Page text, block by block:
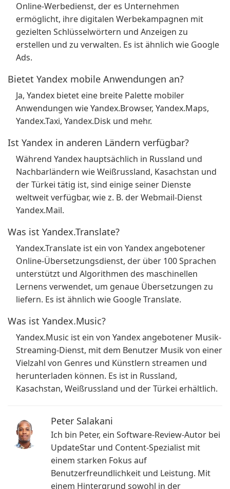
Online-Werbedienst, der es Unternehmen
ermöglicht, ihre digitalen Werbekampagnen mit
gezielten Schlüsselwörtern und Anzeigen zu
erstellen und zu verwalten. Es ist ähnlich wie Google
Ads.
Bietet Yandex mobile Anwendungen an?
Ja, Yandex bietet eine breite Palette mobiler
Anwendungen wie Yandex.Browser, Yandex.Maps,
Yandex.Taxi, Yandex.Disk und mehr.
Ist Yandex in anderen Ländern verfügbar?
Während Yandex hauptsächlich in Russland und
Nachbarländern wie Weißrussland, Kasachstan und
der Türkei tätig ist, sind einige seiner Dienste
weltweit verfügbar, wie z. B. der Webmail-Dienst
Yandex.Mail.
Was ist Yandex.Translate?
Yandex.Translate ist ein von Yandex angebotener
Online-Übersetzungsdienst, der über 100 Sprachen
unterstützt und Algorithmen des maschinellen
Lernens verwendet, um genaue Übersetzungen zu
liefern. Es ist ähnlich wie Google Translate.
Was ist Yandex.Music?
Yandex.Music ist ein von Yandex angebotener Musik-
Streaming-Dienst, mit dem Benutzer Musik von einer
Vielzahl von Genres und Künstlern streamen und
herunterladen können. Es ist in Russland,
Kasachstan, Weißrussland und der Türkei erhältlich.
Peter Salakani
Ich bin Peter, ein Software-Review-Autor bei
UpdateStar und Content-Spezialist mit
einem starken Fokus auf
Benutzerfreundlichkeit und Leistung. Mit
einem Hintergrund sowohl in der